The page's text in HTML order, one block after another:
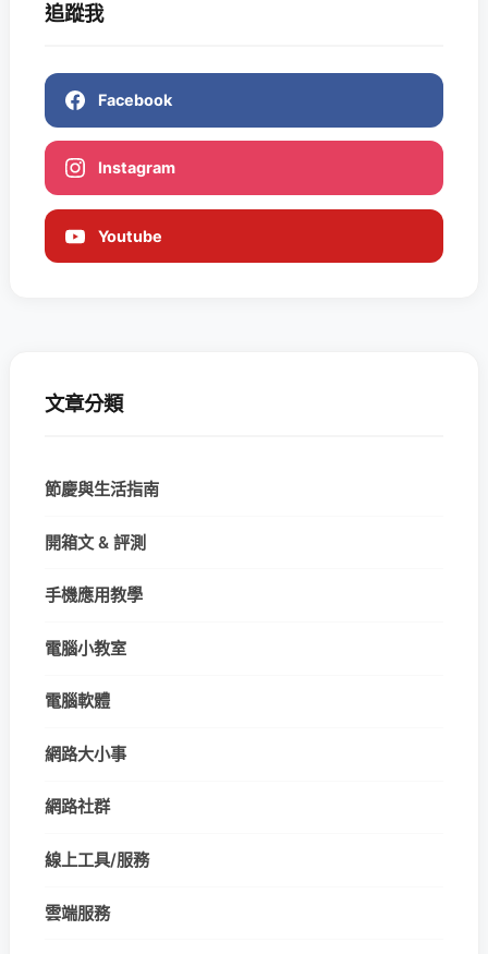
追蹤我
Facebook
Instagram
Youtube
文章分類
節慶與生活指南
開箱文 & 評測
手機應用教學
電腦小教室
電腦軟體
網路大小事
網路社群
線上工具/服務
雲端服務